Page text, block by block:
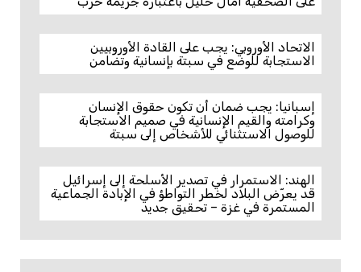
الاتحاد الأوروبي: يجب على القادة الأوروبيين
الاستجابة للوضع في سبتة بإنسانية وتضامن
إسبانيا: يجب ضمان أن تكون حقوق الإنسان
وكرامته والقيم الإنسانية في صميم الاستجابة
للوصول الاستثنائي للأشخاص إلى سبتة
الهند: الاستمرار في تصدير الأسلحة إلى إسرائيل
قد يعرّض البلاد لخطر التواطؤ في الإبادة الجماعية
المستمرة في غزة – تحقيق جديد